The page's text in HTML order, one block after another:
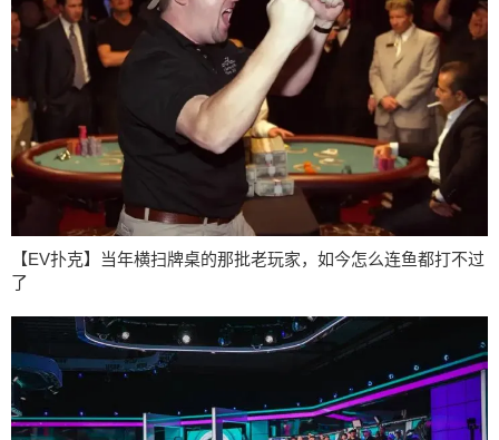
【EV扑克】当年横扫牌桌的那批老玩家，如今怎么连鱼都打不过
了